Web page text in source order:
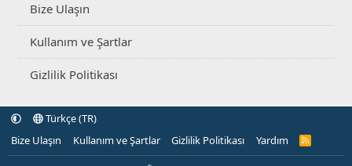
Bize Ulaşın
Kullanım ve Şartlar
Gizlilik Politikası
Türkçe (TR)
Bize Ulaşın
Kullanım ve Şartlar Gizlilik Politikası Yardım
R